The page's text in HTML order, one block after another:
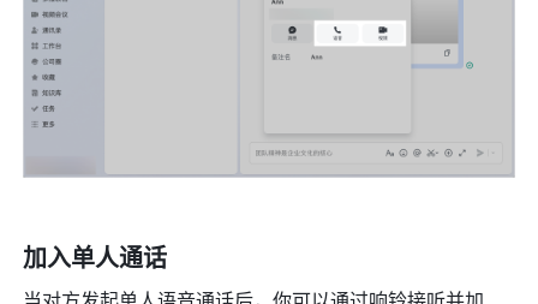
加入单人通话